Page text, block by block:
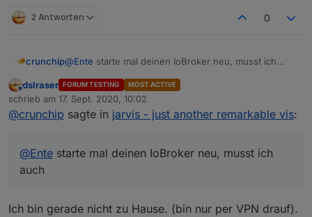
Nach Klick auf dieses Icon, kommt dies:
2 Antworten 0
crunchip@Ente starte mal deinen IoBroker neu, musst ich
Offline
dslraser FORUM TESTING MOST ACTIVE
schrieb am 17. Sept. 2020, 10:02
zuletzt editiert von
@crunchip sagte in jarvis - just another remarkable vis:
@Ente starte mal deinen IoBroker neu, musst ich
auch
Ich bin gerade nicht zu Hause. (bin nur per VPN drauf).